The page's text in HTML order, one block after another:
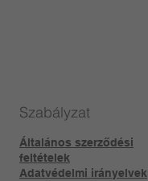
Szabályzat
Általános szerződési
feltételek
Adatvédelmi irányelvek